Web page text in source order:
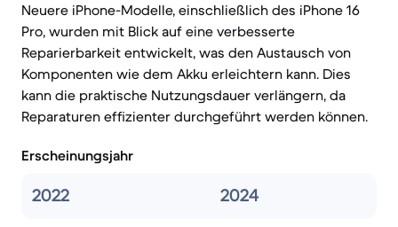
Neuere iPhone-Modelle, einschließlich des iPhone 16
Pro, wurden mit Blick auf eine verbesserte
Reparierbarkeit entwickelt, was den Austausch von
Komponenten wie dem Akku erleichtern kann. Dies
kann die praktische Nutzungsdauer verlängern, da
Reparaturen effizienter durchgeführt werden können.
Erscheinungsjahr
2022 2024